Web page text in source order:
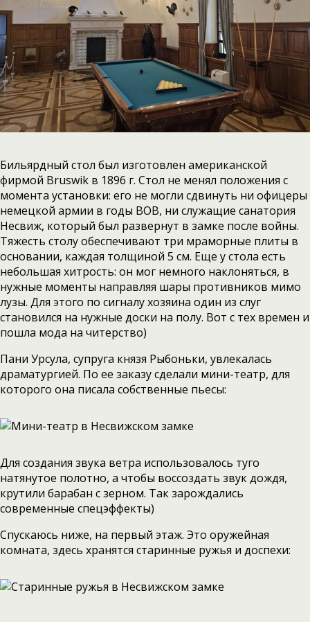
Бильярдный стол был изготовлен американской
фирмой Bruswik в 1896 г. Стол не менял положения с
момента установки: его не могли сдвинуть ни офицеры
немецкой армии в годы ВОВ, ни служащие санатория
Несвиж, который был развернут в замке после войны.
Тяжесть столу обеспечивают три мраморные плиты в
основании, каждая толщиной 5 см. Еще у стола есть
небольшая хитрость: он мог немного наклоняться, в
нужные моменты направляя шары противников мимо
лузы. Для этого по сигналу хозяина один из слуг
становился на нужные доски на полу. Вот с тех времен и
пошла мода на читерство)
Пани Урсула, супруга князя Рыбоньки, увлекалась
драматургией. По ее заказу сделали мини-театр, для
которого она писала собственные пьесы:
Для создания звука ветра использовалось туго
натянутое полотно, а чтобы воссоздать звук дождя,
крутили барабан с зерном. Так зарождались
современные спецэффекты)
Спускаюсь ниже, на первый этаж. Это оружейная
комната, здесь хранятся старинные ружья и доспехи: